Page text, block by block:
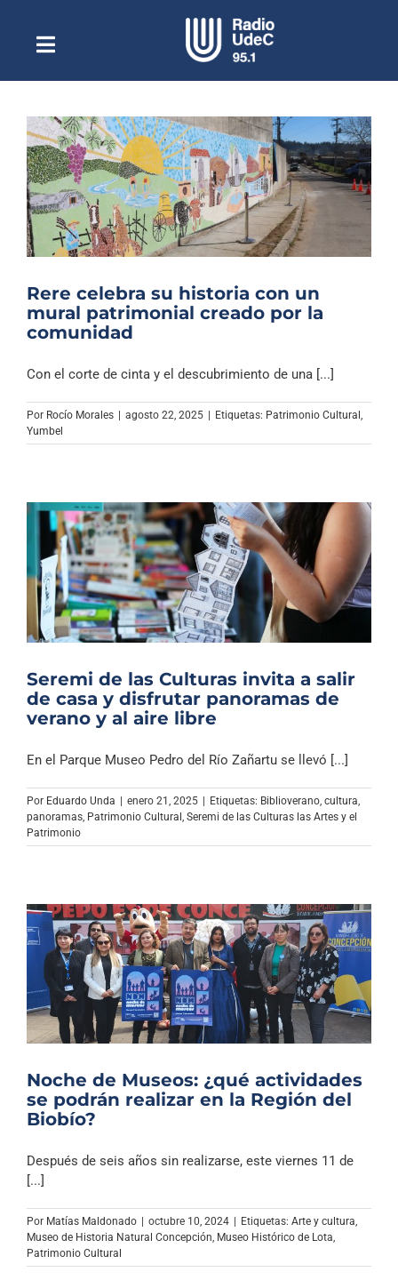
contenidoToggle
NavigationEscuchar Radio UdeC en vivo
Quiénes Somos
Programación
Podcast
Noticias
Columnas
Especiales
Archivo Sonoro
Rere celebra su historia con un
mural patrimonial creado por la
comunidad
Con el corte de cinta y el descubrimiento de una [...]
Por Rocío Morales | agosto 22, 2025 | Etiquetas: Patrimonio Cultural
Yumbel
Seremi de las Culturas invita a salir
de casa y disfrutar panoramas de
verano y al aire libre
En el Parque Museo Pedro del Río Zañartu se llevó [...]
Por Eduardo Unda | enero 21, 2025 | Etiquetas: Biblioverano cultura
panoramas Patrimonio Cultural Seremi de las Culturas las Artes y el
Patrimonio
Noche de Museos: ¿qué actividades
se podrán realizar en la Región del
Biobío?
Después de seis años sin realizarse, este viernes 11 de
[...]
Por Matías Maldonado octubre 10, 2024 Etiquetas: Arte y cultura,
Museo de Historia Natural Concepción, Museo Histórico de Lota,
Patrimonio Cultural